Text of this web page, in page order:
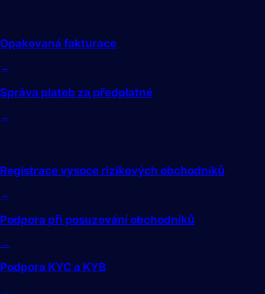
Opakovaná fakturace
→
Správa plateb za předplatné
→
Registrace vysoce rizikových obchodníků
→
Podpora při posuzování obchodníků
→
Podpora KYC a KYB
→